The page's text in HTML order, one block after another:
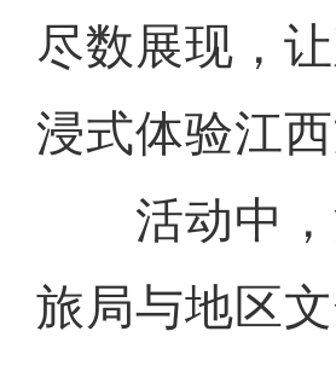
尽数展现，
浸式体验江
活动中，
旅局与地区